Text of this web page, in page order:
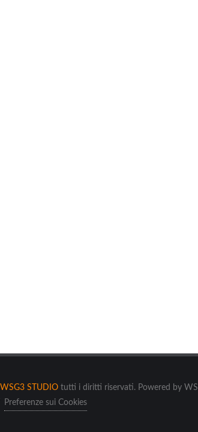
WSG3 STUDIO tutti i diritti riservati. Powered by
Preferenze sui Cookies